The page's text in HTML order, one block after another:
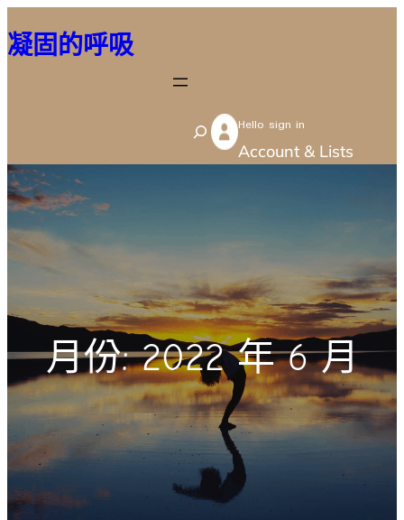
至
容
凝固的呼吸
S
e
Hello sign in
Account & Lists
月份:2022 年 6 月